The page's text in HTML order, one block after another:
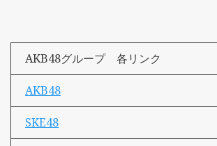
AKB48グループ 各リンク
AKB48
SKE48